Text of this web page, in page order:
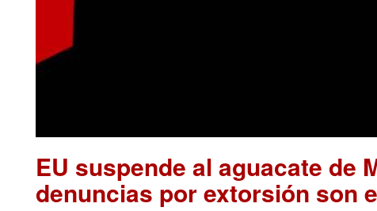
EU suspende al aguacate de
denuncias por extorsión son